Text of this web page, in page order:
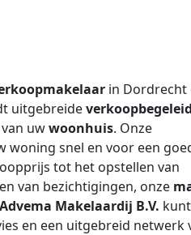
in Dordrecht
uitgebreide
uwwoonhuis. Onze
snel en voor een
tot het opstellen van
van bezichtigingen, onze
Advema Makelaardij B.V.
en een uitgebreid netwerk